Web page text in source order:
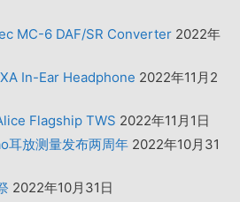
MC-6 DAF/SR Converter 2022年
In-Ear Headphone 2022年11月2
Flagship TWS 2022年11月1日
耳放测量发布两周年 2022年10月31
2022年10月31日